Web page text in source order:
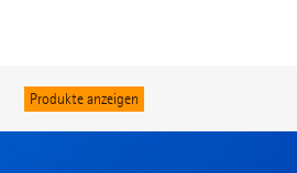
Produkte anzeigen